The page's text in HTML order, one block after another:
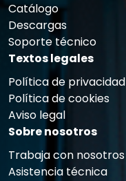
Catálogo
Descargas
Soporte técnico
Textos legales
Política de privacidad
Política de cookies
Aviso legal
Sobre nosotros
Trabaja con nosotros
Asistencia técnica